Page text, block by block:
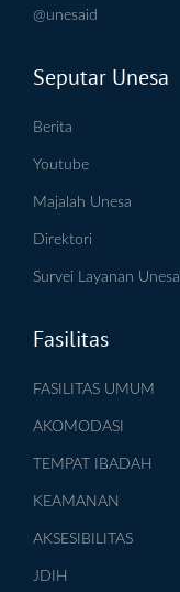
@unesaid
Seputar Unesa
Berita
Youtube
Majalah Unesa
Direktori
Survei Layanan Unesa
Fasilitas
FASILITAS UMUM
AKOMODASI
TEMPAT IBADAH
KEAMANAN
AKSESIBILITAS
JDIH